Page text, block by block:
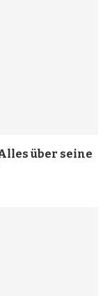
über seine